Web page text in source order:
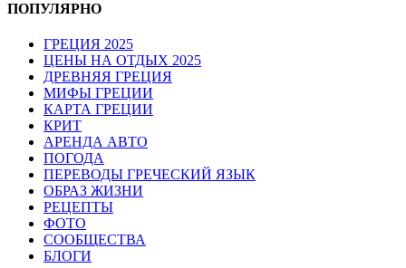
ПОПУЛЯРНО
ГРЕЦИЯ 2025
ЦЕНЫ НА ОТДЫХ 2025
ДРЕВНЯЯ ГРЕЦИЯ
МИФЫ ГРЕЦИИ
КАРТА ГРЕЦИИ
КРИТ
АРЕНДА АВТО
ПОГОДА
ПЕРЕВОДЫ ГРЕЧЕСКИЙ ЯЗЫК
ОБРАЗ ЖИЗНИ
РЕЦЕПТЫ
ФОТО
СООБЩЕСТВА
БЛОГИ